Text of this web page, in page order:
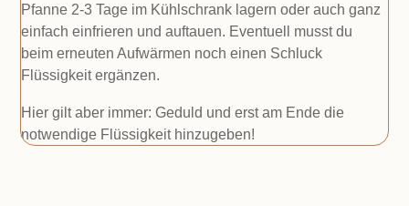
Pfanne 2-3 Tage im Kühlschrank lagern oder auch ganz
einfach einfrieren und auftauen. Eventuell musst du
beim erneuten Aufwärmen noch einen Schluck
Flüssigkeit ergänzen.
Hier gilt aber immer: Geduld und erst am Ende die
notwendige Flüssigkeit hinzugeben!